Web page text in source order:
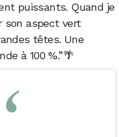
puissants. Quand je
son aspect vert
têtes. Une
à 100 %.”🌴